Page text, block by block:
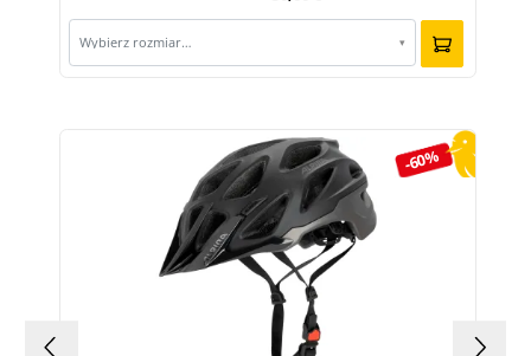
Wybierz rozmiar… ▾
-60%